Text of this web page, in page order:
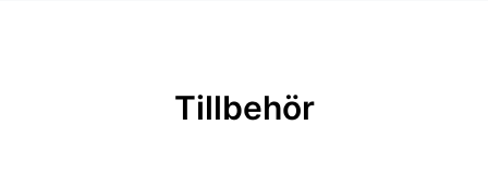
Bredd: 0,53 mTillbehör